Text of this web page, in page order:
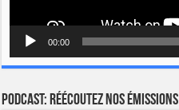
00:00
Podcast: Réécoutez nos émissions